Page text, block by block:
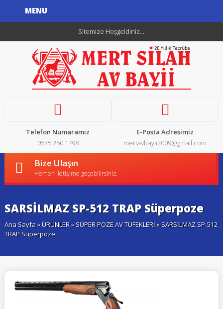
MENU
Sitemize Hoşgeldiniz...
Telefon Numaramız
0535 250 1798
E-Posta Adresimiz
mertavbayii2009@gmail.com
Bize Ulaşın
Hemen iletişime geçebilirsiniz.
SARSİLMAZ SP-512 TRAP Süperpoze
Ana Sayfa»ÜRÜNLER»SÜPER POZE AV TÜFEKLERİ» SARSİLMAZ SP-512
TRAP Süperpoze